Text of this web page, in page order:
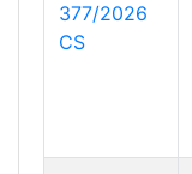
377/2026
CS